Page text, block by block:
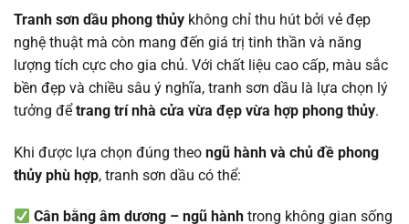
Tranh sơn dầu phong thủy không chỉ thu hút bởi vẻ đẹp
nghệ thuật mà còn mang đến giá trị tinh thần và năng
lượng tích cực cho gia chủ. Với chất liệu cao cấp, màu sắc
bền đẹp và chiều sâu ý nghĩa, tranh sơn dầu là lựa chọn lý
tưởng đểtrang trí nhà cửa vừa đẹp vừa hợp phong thủy.
Khi được lựa chọn đúng theo ngũ hành và chủ đề phong
thủy phù hợp, tranh sơn dầu có thể:
Cân bằng âm dương – ngũ hành trong không gian sống